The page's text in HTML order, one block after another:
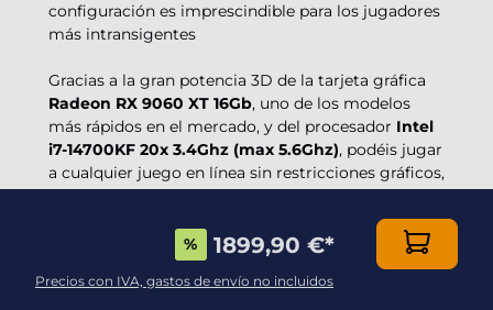
configuración es imprescindible para los jugadores
más intransigentes
Gracias a la gran potencia 3D de la tarjeta gráfica
Radeon RX 9060 XT 16Gb, uno de los modelos
más rápidos en el mercado, y del procesador Intel
i7-14700KF 20x 3.4Ghz (max 5.6Ghz), podéis jugar
a cualquier juego en línea sin restricciones gráficos,
fuente de
alimentación certificada 80+y de los otros
componentes, esta máquina le asegurará una
longevidad excelente y la posibilidad de
% 1899,90 €*
Precios con IVA, gastos de envío no incluidos